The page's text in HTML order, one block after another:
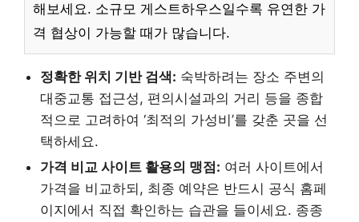
해보세요. 소규모 게스트하우스일수록 유연한 가
격 협상이 가능할 때가 많습니다.
정확한 위치 기반 검색: 숙박하려는 장소 주변의
대중교통 접근성, 편의시설과의 거리 등을 종합
적으로 고려하여 ‘최적의 가성비’를 갖춘 곳을 선
택하세요.
가격 비교 사이트 활용의 맹점: 여러 사이트에서
가격을 비교하되, 최종 예약은 반드시 공식 홈페
이지에서 직접 확인하는 습관을 들이세요. 종종